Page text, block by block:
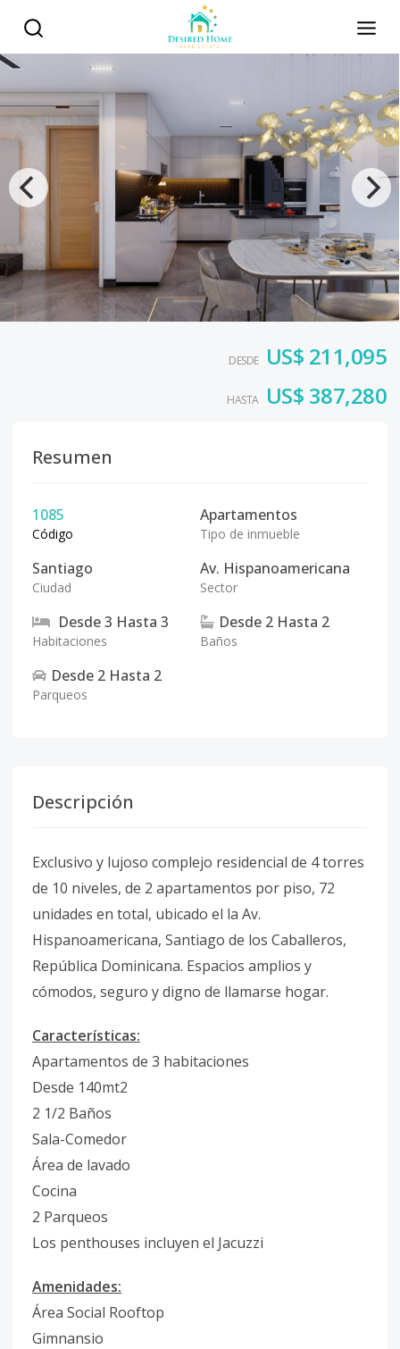
DESDE US$ 211,095
HASTA US$ 387,280
Resumen
1085
Código
Apartamentos
Tipo de inmueble
Santiago
Ciudad
Av. Hispanoamericana
Sector
Desde3 Hasta 3
Habitaciones
Desde 2 Hasta 2
Baños
Desde 2 Hasta 2
Parqueos
Descripción
Exclusivo y lujoso complejo residencial de 4 torres
de 10 niveles, de 2 apartamentos por piso, 72
unidades en total, ubicado el la Av.
Hispanoamericana, Santiago de los Caballeros,
República Dominicana. Espacios amplios y
cómodos, seguro y digno de llamarse hogar.
Características:
Apartamentos de 3 habitaciones
Desde 140mt2
2 1/2 Baños
Sala-Comedor
Área de lavado
Cocina
2 Parqueos
Los penthouses incluyen el Jacuzzi
Amenidades:
Área Social Rooftop
Gimnansio